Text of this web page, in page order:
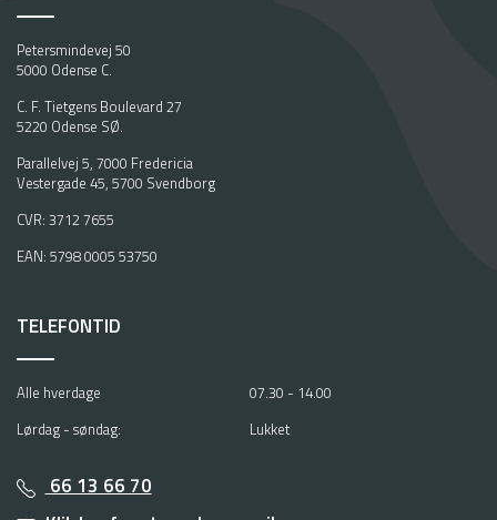
Petersmindevej 50
5000 Odense C.
C. F. Tietgens Boulevard 27
5220 Odense SØ.
Parallelvej 5, 7000 Fredericia
Vestergade 45, 5700 Svendborg
CVR: 3712 7655
EAN: 5798 0005 53750
TELEFONTID
Alle hverdage
07.30 - 14.00
Lørdag - søndag:
Lukket
66 13 66 70